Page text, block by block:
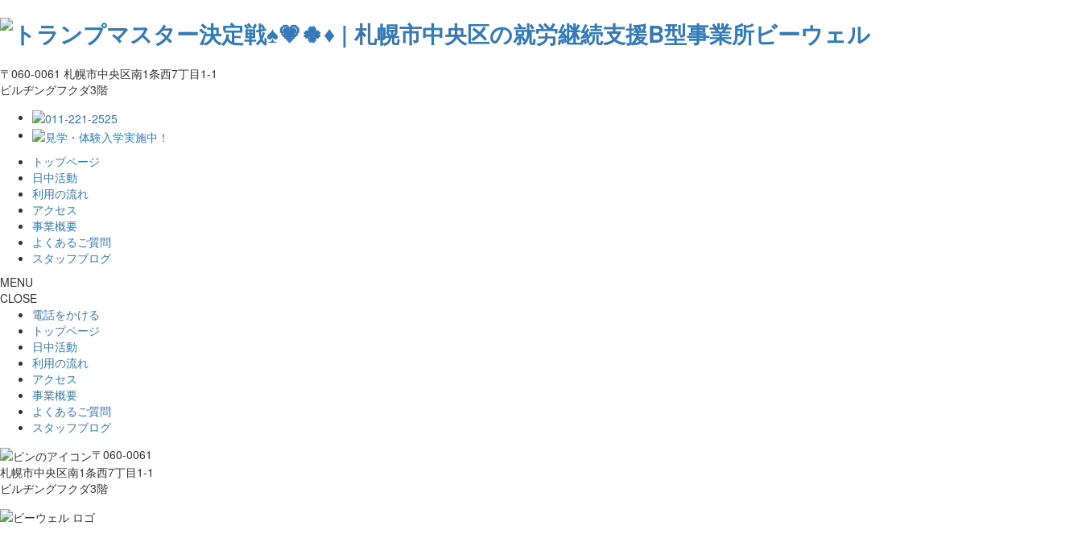
〒060-0061 札幌市中央区南1条西7丁目1-1
ビルヂングフクダ3階
トップページ
日中活動
利用の流れ
アクセス
事業概要
よくあるご質問
スタッフブログ
MENU
CLOSE
電話をかける
トップページ
日中活動
利用の流れ
アクセス
事業概要
よくあるご質問
スタッフブログ
〒060-0061
札幌市中央区南1条西7丁目1-1
ビルヂングフクダ3階